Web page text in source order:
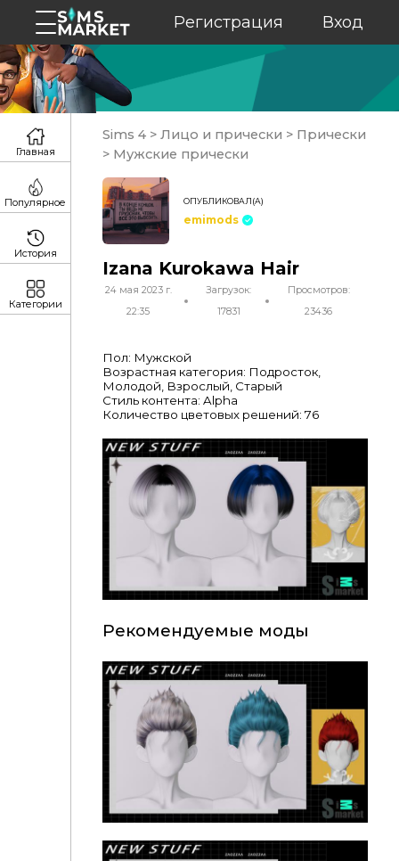
Регистрация Вход
Sims 4 > Лицо и прически > Прически
> Мужские прически
ОПУБЛИКОВАЛ(А)
emimods
Izana Kurokawa Hair
24 мая 2023 г.
22:35
Загрузок:
17831
Просмотров:
23436
Пол: Мужской
Возрастная категория: Подросток,
Молодой, Взрослый, Старый
Стиль контента: Alpha
Количество цветовых решений: 76
Рекомендуемые моды
Главная
Популярное
История
Категории